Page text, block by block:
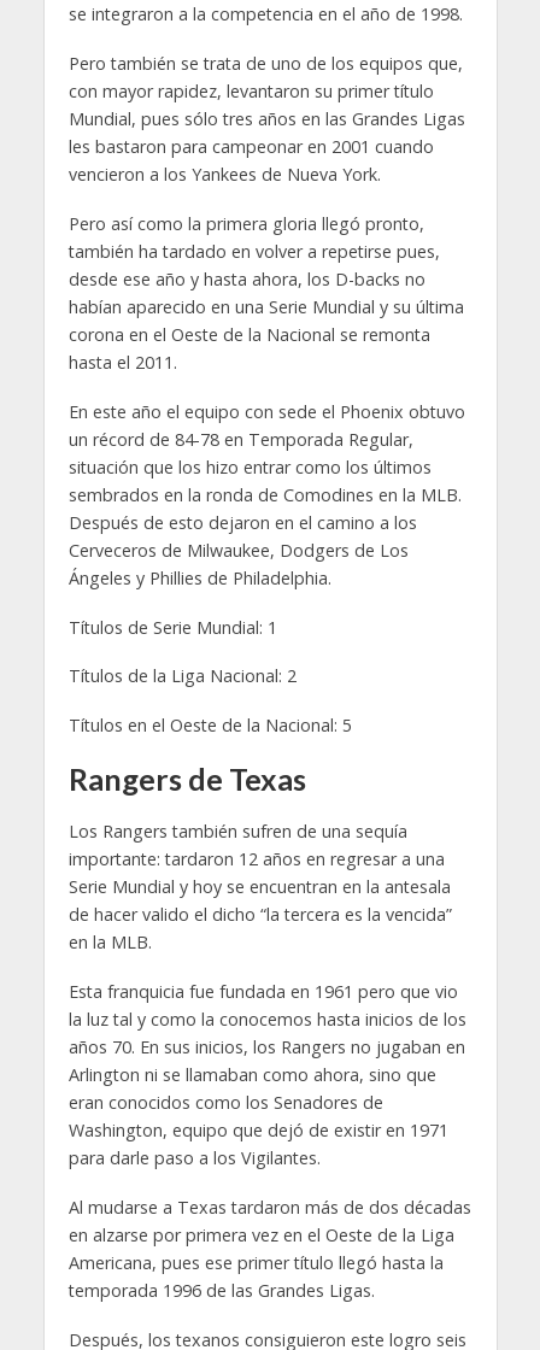
se integraron a la competencia en el año de 1998.
Pero también se trata de uno de los equipos que,
con mayor rapidez, levantaron su primer título
Mundial, pues sólo tres años en las Grandes Ligas
les bastaron para campeonar en 2001 cuando
vencieron a los Yankees de Nueva York.
Pero así como la primera gloria llegó pronto,
también ha tardado en volver a repetirse pues,
desde ese año y hasta ahora, los D-backs no
habían aparecido en una Serie Mundial y su última
corona en el Oeste de la Nacional se remonta
hasta el 2011.
En este año el equipo con sede el Phoenix obtuvo
un récord de 84-78 en Temporada Regular,
situación que los hizo entrar como los últimos
sembrados en la ronda de Comodines en la MLB.
Después de esto dejaron en el camino a los
Cerveceros de Milwaukee, Dodgers de Los
Ángeles y Phillies de Philadelphia.
Títulos de Serie Mundial: 1
Títulos de la Liga Nacional: 2
Títulos en el Oeste de la Nacional: 5
Rangers de Texas
Los Rangers también sufren de una sequía
importante: tardaron 12 años en regresar a una
Serie Mundial y hoy se encuentran en la antesala
de hacer valido el dicho “la tercera es la vencida”
en la MLB.
Esta franquicia fue fundada en 1961 pero que vio
la luz tal y como la conocemos hasta inicios de los
años 70. En sus inicios, los Rangers no jugaban en
Arlington ni se llamaban como ahora, sino que
eran conocidos como los Senadores de
Washington, equipo que dejó de existir en 1971
para darle paso a los Vigilantes.
Al mudarse a Texas tardaron más de dos décadas
en alzarse por primera vez en el Oeste de la Liga
Americana, pues ese primer título llegó hasta la
temporada 1996 de las Grandes Ligas.
Después, los texanos consiguieron este logro seis